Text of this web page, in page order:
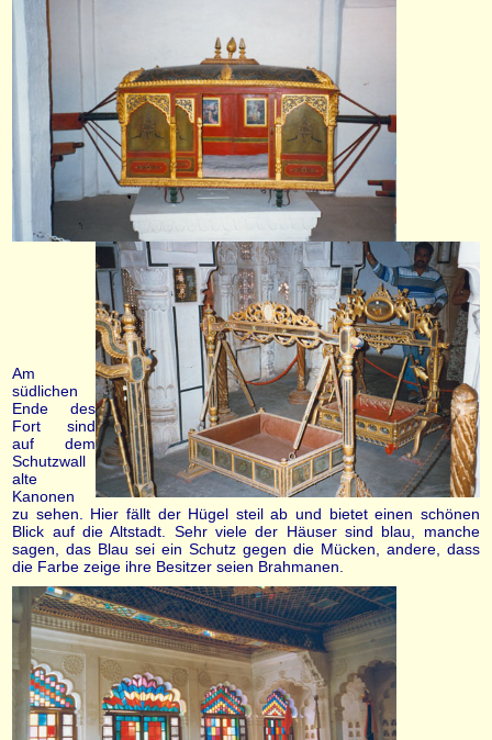
Am
südlichen
Ende des
Fort sind
auf dem
Schutzwall
alte
Kanonen
zu sehen. Hier fällt der Hügel steil ab und bietet einen schönen
Blick auf die Altstadt. Sehr viele der Häuser sind blau, manche
sagen, das Blau sei ein Schutz gegen die Mücken, andere, dass
die Farbe zeige ihre Besitzer seien Brahmanen.